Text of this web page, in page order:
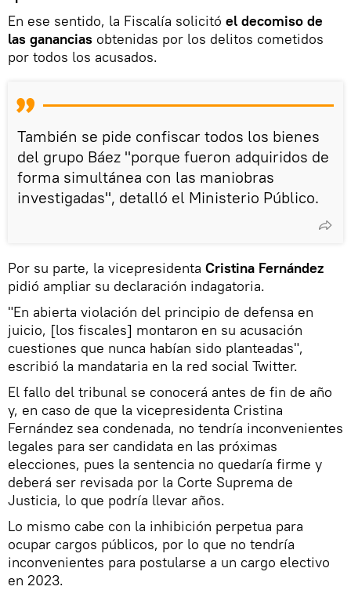
En ese sentido, la Fiscalía solicitó el decomiso de
las ganancias obtenidas por los delitos cometidos
por todos los acusados.
También se pide confiscar todos los bienes
del grupo Báez "porque fueron adquiridos de
forma simultánea con las maniobras
investigadas", detalló el Ministerio Público.
Por su parte, la vicepresidenta Cristina Fernández
pidió ampliar su declaración indagatoria.
"En abierta violación del principio de defensa en
juicio, [los fiscales] montaron en su acusación
cuestiones que nunca habían sido planteadas",
escribió la mandataria en la red social Twitter.
El fallo del tribunal se conocerá antes de fin de año
y, en caso de que la vicepresidenta Cristina
Fernández sea condenada, no tendría inconvenientes
legales para ser candidata en las próximas
elecciones, pues la sentencia no quedaría firme y
deberá ser revisada por la Corte Suprema de
Justicia, lo que podría llevar años.
Lo mismo cabe con la inhibición perpetua para
ocupar cargos públicos, por lo que no tendría
inconvenientes para postularse a un cargo electivo
en 2023.